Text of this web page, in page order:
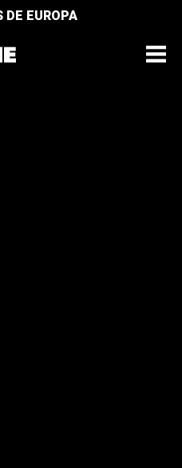
DE EUROPA